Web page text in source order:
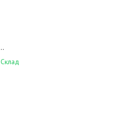
Склад